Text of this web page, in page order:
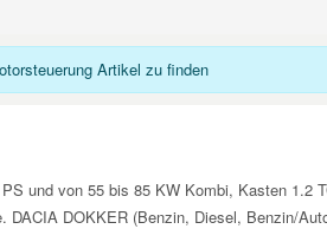
Artikel zu finden
und von 55 bis 85 KW Kombi, Kasten 1.2
DOKKER (Benzin, Diesel, Benzin/